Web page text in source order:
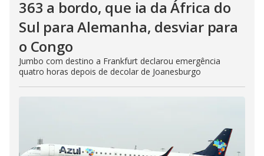
363 a bordo, que ia da África do
Sul para Alemanha, desviar para
o Congo
Jumbo com destino a Frankfurt declarou emergência
quatro horas depois de decolar de Joanesburgo